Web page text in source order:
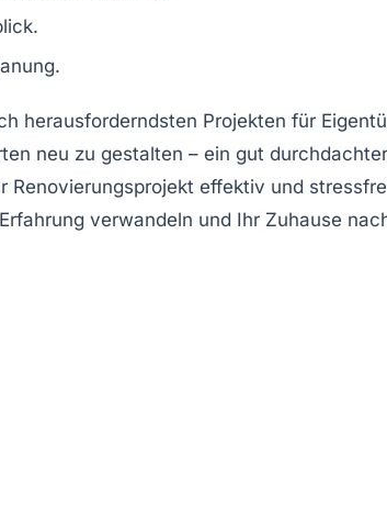
herausforderndsten Projekten für
neu zu gestalten – ein gut
Renovierungsprojekt effektiv und
verwandeln und Ihr Zuhause